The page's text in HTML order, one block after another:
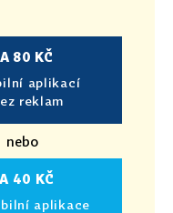
80 KČ
aplikací
reklam
nebo
40 KČ
aplikace